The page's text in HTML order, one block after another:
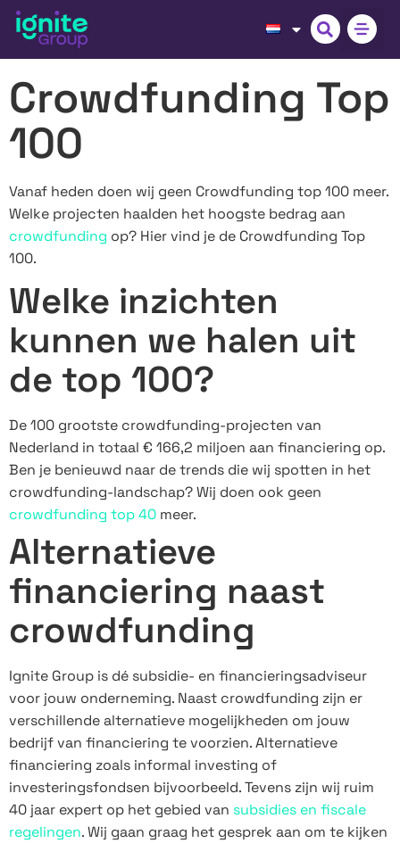
Crowdfunding Top
100
Vanaf heden doen wij geen Crowdfunding top 100 meer.
Welke projecten haalden het hoogste bedrag aan
crowdfunding op? Hier vind je de Crowdfunding Top
100.
Welke inzichten
kunnen we halen uit
de top 100?
De 100 grootste crowdfunding-projecten van
Nederland in totaal € 166,2 miljoen aan financiering op.
Ben je benieuwd naar de trends die wij spotten in het
crowdfunding-landschap? Wij doen ook geen
crowdfunding top 40 meer.
Alternatieve
financiering naast
crowdfunding
Ignite Group is dé subsidie- en financieringsadviseur
voor jouw onderneming. Naast crowdfunding zijn er
verschillende alternatieve mogelijkheden om jouw
bedrijf van financiering te voorzien. Alternatieve
financiering zoals informal investing of
investeringsfondsen bijvoorbeeld. Tevens zijn wij ruim
40 jaar expert op het gebied van subsidies en fiscale
regelingen. Wij gaan graag het gesprek aan om te kijken